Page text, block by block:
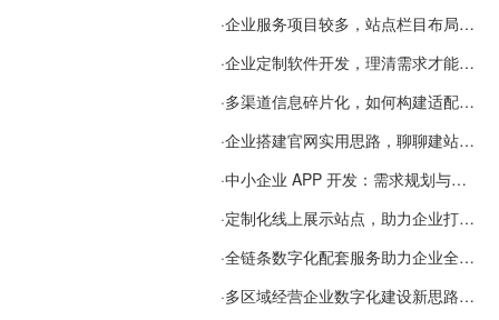
·企业服务项目较多，站点栏目布局规划参考思路
·企业定制软件开发，理清需求才能提升数字化落地效率
·多渠道信息碎片化，如何构建适配 AI 检索的品牌信息源
·企业搭建官网实用思路，聊聊建站容易忽视的问题
·中小企业 APP 开发：需求规划与项目落地避坑经验分享
·定制化线上展示站点，助力企业打通线上经营渠道
·全链条数字化配套服务助力企业全域线上经营
·多区域经营企业数字化建设新思路：多端载体与地域检索一体化落地思路分享